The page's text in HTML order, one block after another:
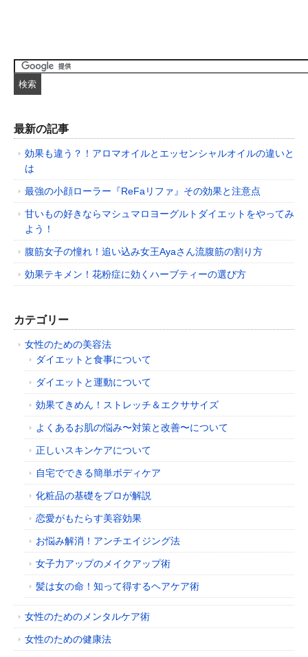
最新の記事
効果も違う？！アロマオイルとエッセンシャルオイルの違いと
は
最強の小顔ローラー『ReFaリファ』その効果と注意点
甘いもの好きならマシュマロヨーグルトダイエットをやってみ
よう！
腹筋女子の憧れ！追い込み女王Ayaさん流腹筋の割り方
効果テキメン！花粉症に効くハーブティーの選び方
カテゴリー
女性のための美容法
ダイエットと食事について
ダイエットと運動について
効果てきめん！ストレッチ＆エクササイズ
よくあるお肌の悩み〜対策と改善〜について
正しいスキンケアについて
自宅でできる簡単ボディケア
化粧品の基礎をプロが解説
恋愛がもたらす美容効果
お悩み解消！アンチエイジング法
女子力アップのメイクアップ術
髪は女の命！知って得するヘアケア術
女性のためのメンタルケア術
女性のための健康法